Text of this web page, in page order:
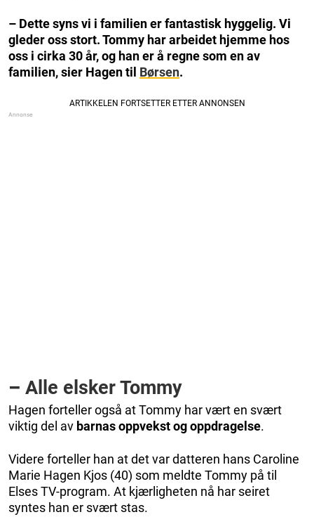
– Dette syns vi i familien er fantastisk hyggelig. Vi
gleder oss stort. Tommy har arbeidet hjemme hos
oss i cirka 30 år, og han er å regne som en av
familien, sier Hagen til Børsen.
– Alle elsker Tommy
Hagen forteller også at Tommy har vært en svært
viktig del av barnas oppvekst og oppdragelse.
Videre forteller han at det var datteren hans Caroline
Marie Hagen Kjos (40) som meldte Tommy på til
Elses TV-program. At kjærligheten nå har seiret
syntes han er svært stas.